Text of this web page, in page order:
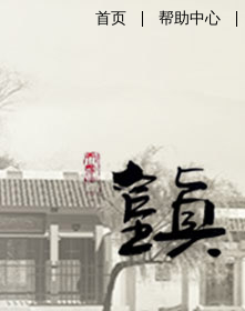
首页 帮助中心